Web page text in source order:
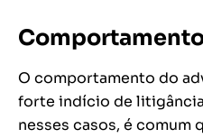
O comportamento do
forte indício de
nesses casos, é comum